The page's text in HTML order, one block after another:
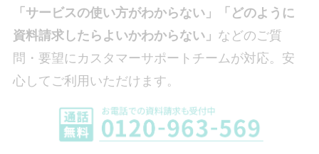
「サービスの使い方がわからない」「どのように
資料請求したらよいかわからない」 などのご質
問・要望にカスタマーサポートチームが対応。安
心してご利用いただけます。